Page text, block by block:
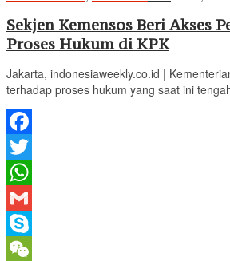
Sekjen Kemensos Beri Akses
Proses Hukum di KPK
Jakarta, indonesiaweekly.co.id |
terhadap proses hukum yang saat ini
Facebook
Twitter
WhatsApp
Gmail
Skype